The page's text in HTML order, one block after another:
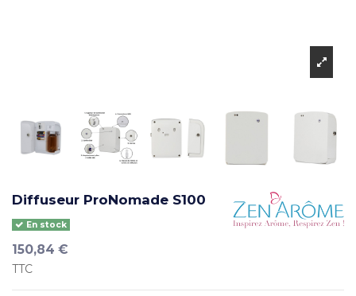
Diffuseur ProNomade S100
En stock
150,84 €
TTC